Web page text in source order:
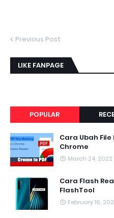
Previous Post
LIKE FANPAGE
POPULAR
Cara Ubah
Chrome
March 24, 2022
Cara Flash
FlashTool
February 16,